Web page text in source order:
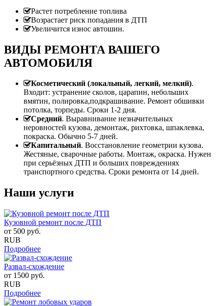
Растет потребление топлива
Возрастает риск попадания в ДТП
Увеличится износ автошин.
ВИДЫ РЕМОНТА ВАШЕГО
АВТОМОБИЛЯ
Косметический (локальный, легкий, мелкий).
Входит: устранение сколов, царапин, небольших
вмятин, полировка,подкрашивание. Ремонт обшивки
потолка, торпеды. Сроки 1-2 дня.
Средний. Выравнивание незначительных
неровностей кузова, демонтаж, рихтовка, шпаклевка,
покраска. Обычно 5-7 дней.
Капитальный. Восстановление геометрии кузова.
Жестяные, сварочные работы. Монтаж, окраска. Нужен
при серьёзных ДТП и больших повреждениях
транспортного средства. Сроки ремонта от 14 дней.
Наши услуги
Кузовной ремонт после ДТП
от 500 руб.
RUB
Подробнее
Развал-схождение
от 1500 руб.
RUB
Подробнее